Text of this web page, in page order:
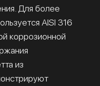
Для более
AISI 316
коррозионной
из